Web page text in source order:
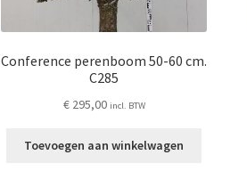
Conference perenboom 50-60 cm.
C285
€295,00 incl. BTW
Toevoegen aan winkelwagen